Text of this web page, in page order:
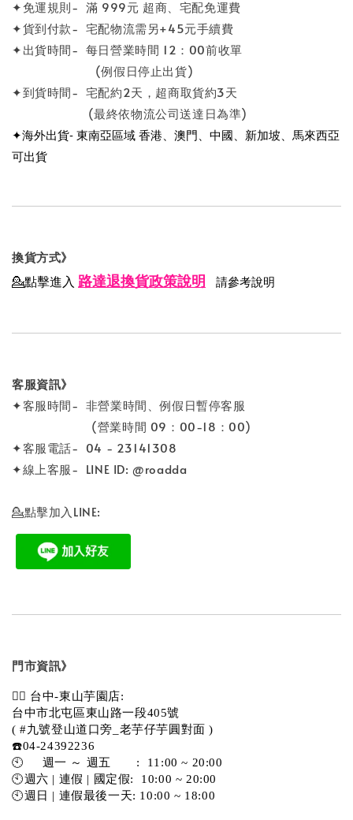
✦免運規則- 滿 999元 超商、宅配免運費
✦貨到付款- 宅配物流需另+45元手續費
✦出貨時間- 每日營業時間 12：00前收單
(例假日停止出貨)
✦到貨時間- 宅配約2天，超商取貨約3天
(最終依物流公司送達日為準)
✦海外出貨- 東南亞區域 香港、澳門、中國、新加坡、馬來西亞
可出貨
換貨方式》
💁點擊進入 路達退換貨政策說明 請參考說明
客服資訊》
✦客服時間- 非營業時間、例假日暫停客服
(營業時間 09：00-18：00)
✦客服電話- 04 - 23141308
✦線上客服- LINE ID: @roadda
💁點擊加入LINE:
門市資訊》
💁‍♀️ 台中-東山芋園店:
台中市北屯區東山路一段405號
( #九號登山道口旁_老芋仔芋圓對面 )
☎️04-24392236
🕙     週一 ～ 週五       :  11:00 ~ 20:00
🕙週六 | 連假 | 國定假:  10:00 ~ 20:00
🕙週日 | 連假最後一天: 10:00 ~ 18:00